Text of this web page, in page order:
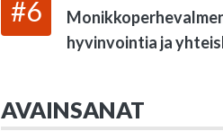
#6
hyvinvointia ja
AVAINSANAT